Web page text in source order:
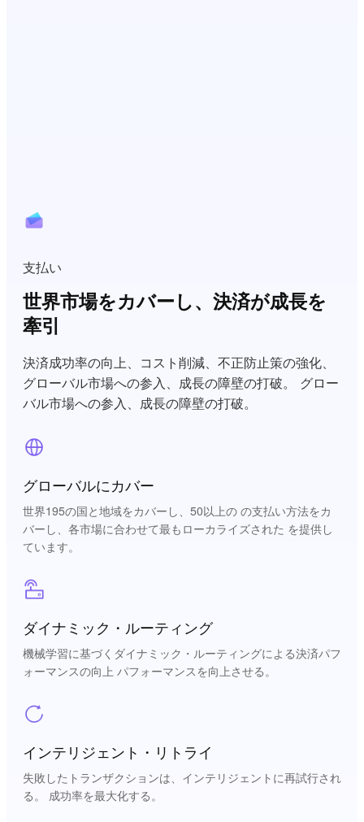
支払い
世界市場をカバーし、決済が成長を
牽引
決済成功率の向上、コスト削減、不正防止策の強化、
グローバル市場への参入、成長の障壁の打破。 グロー
バル市場への参入、成長の障壁の打破。
グローバルにカバー
世界195の国と地域をカバーし、50以上の の支払い方法をカ
バーし、各市場に合わせて最もローカライズされた を提供し
ています。
ダイナミック・ルーティング
機械学習に基づくダイナミック・ルーティングによる決済パフ
ォーマンスの向上 パフォーマンスを向上させる。
インテリジェント・リトライ
失敗したトランザクションは、インテリジェントに再試行され
る。 成功率を最大化する。